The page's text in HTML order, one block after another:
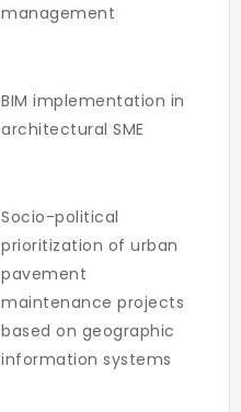
management
BIM implementation in
architectural SME
Socio-political
prioritization of urban
pavement
maintenance projects
based on geographic
information systems